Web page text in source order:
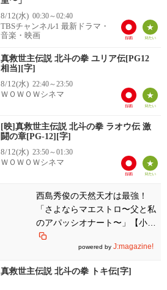
8/12(水) 00:30～02:40
TBSチャンネル1 最新ドラマ・
音楽・映画
真救世主伝説 北斗の拳 ユリア伝[PG12
相当][字]
8/12(水) 22:40～23:50
ＷＯＷＯＷシネマ
[映]真救世主伝説 北斗の拳 ラオウ伝 激
闘の章[PG-12][字]
8/12(水) 23:50～01:30
ＷＯＷＯＷシネマ
西島秀俊の天然天才は最強！
「さよならマエストロ〜父と私
のアパッシオナート〜」【小
虎・りょう】
powered by J:magazine!
真救世主伝説 北斗の拳 トキ伝[字]